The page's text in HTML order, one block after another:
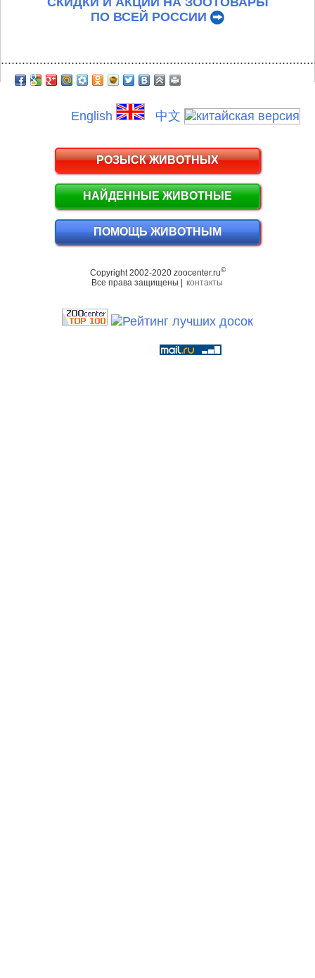
ПО ВСЕЙ РОССИИ
English 中文
РОЗЫСК ЖИВОТНЫХ
НАЙДЕННЫЕ ЖИВОТНЫЕ
ПОМОЩЬ ЖИВОТНЫМ
Copyright 2002-2020 zoocenter.ru©
Все права защищены | контакты